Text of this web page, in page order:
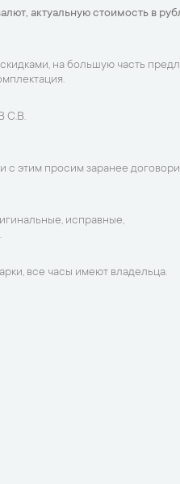
актуальную стоимость в
на большую часть
С.В.
с этим просим заранее
исправные,
все часы имеют владельца.